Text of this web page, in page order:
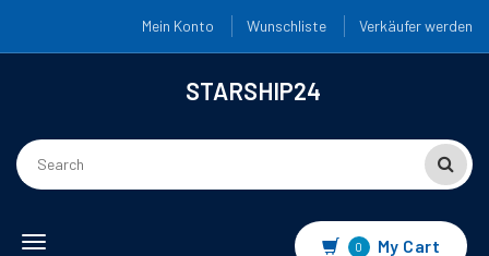
Mein Konto Wunschliste Verkäufer werden
STARSHIP24
Toggle
0 My Cart